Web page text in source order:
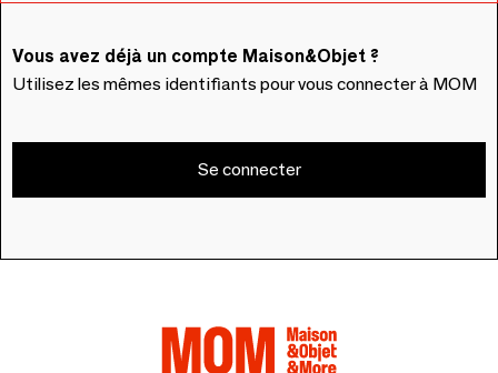
Vous avez déjà un compte Maison&Objet ?
Utilisez les mêmes identifiants pour vous connecter à MOM
Se connecter